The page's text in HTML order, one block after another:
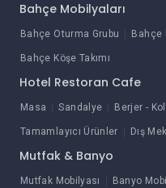
Bahçe Mobilyaları
Bahçe Oturma Grubu Bahçe
Bahçe Köşe Takımı
Hotel Restoran Cafe
Masa Sandalye Berjer -
Tamamlayıcı Ürünler Dış
Mutfak & Banyo
Mutfak Mobilyası Banyo